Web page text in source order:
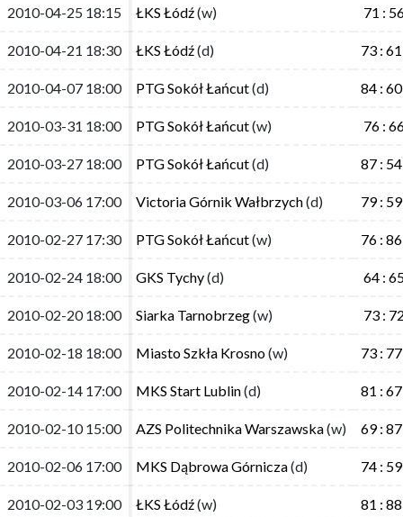
2010-04-25 18:15 ŁKS Łódź(w) 71 :
2010-04-21 18:30 ŁKS Łódź(d) 73 : 61
2010-04-07 18:00 PTG Sokół Łańcut(d) 84 : 60
2010-03-31 18:00 PTG Sokół Łańcut(w) 76 :
2010-03-27 18:00 PTG Sokół Łańcut(d) 87 : 54
2010-03-06 17:00 Victoria Górnik Wałbrzych(d) 79 : 59
2010-02-27 17:30 PTG Sokół Łańcut(w) 76 : 86
2010-02-24 18:00 GKS Tychy(d) 64 :
2010-02-20 18:00 Siarka Tarnobrzeg(w) 73 :
2010-02-18 18:00 Miasto Szkła Krosno(w) 73 : 77
2010-02-14 17:00 MKS Start Lublin(d) 81 : 67
2010-02-10 15:00 AZS Politechnika Warszawska(w) 69 : 87
2010-02-06 17:00 MKS Dąbrowa Górnicza(d) 74 : 59
2010-02-03 19:00 ŁKS Łódź(w) 81 : 88
2010-04-25 18:15 ŁKS Łódź(w) 71 :
2010-04-21 18:30 ŁKS Łódź(d) 73 : 61
2010-04-07 18:00 PTG Sokół Łańcut(d) 84 : 60
2010-03-31 18:00 PTG Sokół Łańcut(w) 76 :
2010-03-27 18:00 PTG Sokół Łańcut(d) 87 : 54
2010-03-06 17:00 Victoria Górnik Wałbrzych(d) 79 : 59
2010-02-27 17:30 PTG Sokół Łańcut(w) 76 : 86
2010-02-24 18:00 GKS Tychy(d) 64 :
2010-02-20 18:00 Siarka Tarnobrzeg(w) 73 :
2010-02-18 18:00 Miasto Szkła Krosno(w) 73 : 77
2010-02-14 17:00 MKS Start Lublin(d) 81 : 67
2010-02-10 15:00 AZS Politechnika Warszawska(w) 69 : 87
2010-02-06 17:00 MKS Dąbrowa Górnicza(d) 74 : 59
2010-02-03 19:00 ŁKS Łódź(w) 81 : 88